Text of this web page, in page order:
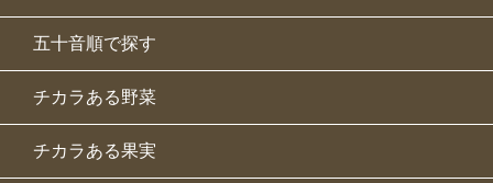
五十音順で探す
チカラある野菜
チカラある果実